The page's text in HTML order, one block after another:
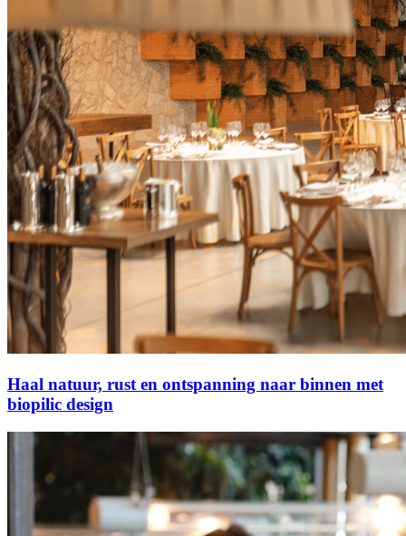
Haal natuur, rust en ontspanning naar binnen met
biopilic design